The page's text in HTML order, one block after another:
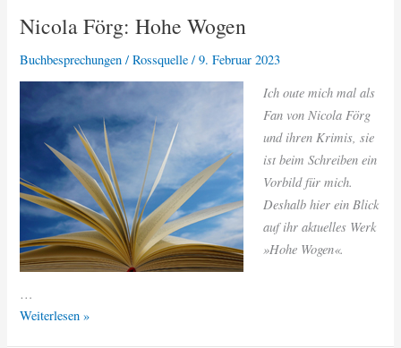
Nicola Förg: Hohe Wogen
Buchbesprechungen /Rossquelle/9. Februar 2023
Ich oute mich mal als
Fan von Nicola Förg
und ihren Krimis, sie
ist beim Schreiben ein
Vorbild für mich.
Deshalb hier ein Blick
auf ihr aktuelles Werk
»Hohe Wogen«.
…
Nicola
Weiterlesen »